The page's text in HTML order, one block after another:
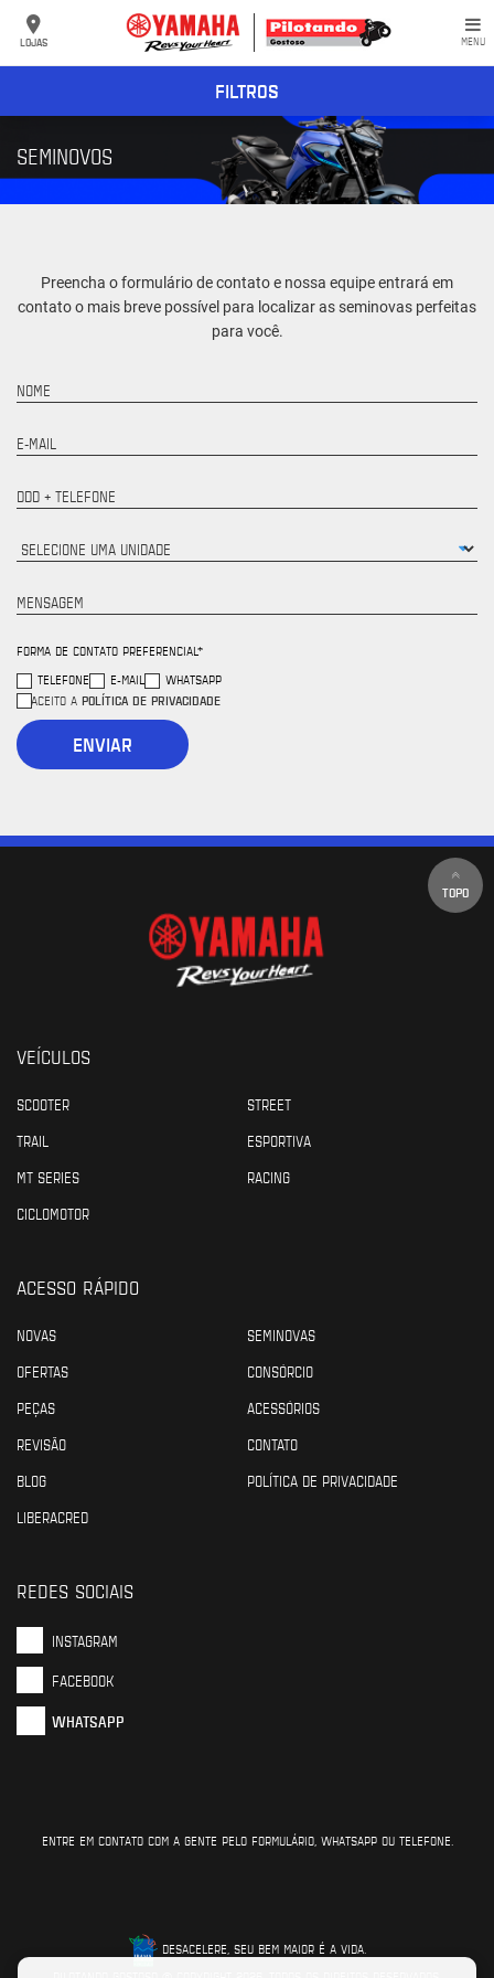
LOJAS MENU
FILTROS
SEMINOVOS
Preencha o formulário de contato e nossa equipe entrará em
contato o mais breve possível para localizar as seminovas perfeitas
para você.
NOME
E-MAIL
DDD + TELEFONE
MENSAGEM
FORMA DE CONTATO PREFERENCIAL*
TELEFONE
E-MAIL
WHATSAPP
ACEITO A POLÍTICA DE PRIVACIDADE
ENVIAR
TOPO
VEÍCULOS
SCOOTER
STREET
TRAIL
ESPORTIVA
MT SERIES
RACING
CICLOMOTOR
ACESSO RÁPIDO
NOVAS
SEMINOVAS
OFERTAS
CONSÓRCIO
PEÇAS
ACESSÓRIOS
REVISÃO
CONTATO
BLOG
POLÍTICA DE PRIVACIDADE
LIBERACRED
REDES SOCIAIS
INSTAGRAM
FACEBOOK
WHATSAPP
ENTRE EM CONTATO COM A GENTE PELO FORMULÁRIO, WHATSAPP OU TELEFONE.
DESACELERE, SEU BEM MAIOR É A VIDA.